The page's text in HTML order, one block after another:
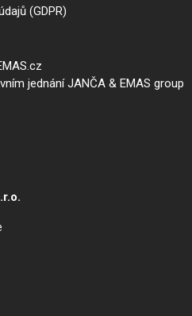
(GDPR)
jednání JANČA & EMAS group